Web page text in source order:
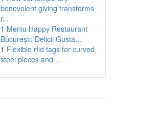
benevolent giving transforms
r...
1 Meniu Happy Restaurant
București: Delicii Gusta...
1 Flexible rfid tags for curved
steel pieces and ...